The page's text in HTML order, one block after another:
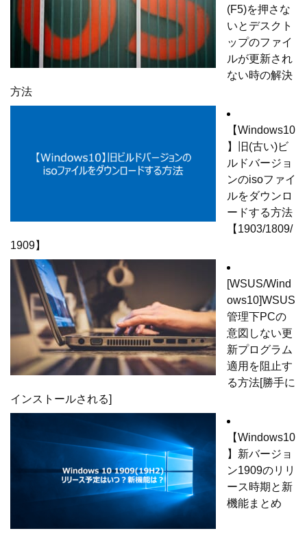
(F5)を押さな
いとデスクト
ップのファイ
ルが更新され
ない時の解決
方法
【Windows10
】旧(古い)ビ
ルドバージョ
ンのisoファイ
ルをダウンロ
ードする方法
【1903/1809/
1909】
[WSUS/Wind
ows10]WSUS
管理下PCの
意図しない更
新プログラム
適用を阻止す
る方法[勝手に
インストールされる]
【Windows10
】新バージョ
ン1909のリリ
ース時期と新
機能まとめ